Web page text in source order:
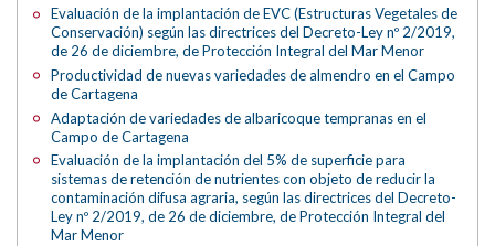
Evaluación de la implantación de EVC (Estructuras Vegetales de
Conservación) según las directrices del Decreto-Ley nº 2/2019,
de 26 de diciembre, de Protección Integral del Mar Menor
Productividad de nuevas variedades de almendro en el Campo
de Cartagena
Adaptación de variedades de albaricoque tempranas en el
Campo de Cartagena
Evaluación de la implantación del 5% de superficie para
sistemas de retención de nutrientes con objeto de reducir la
contaminación difusa agraria, según las directrices del Decreto-
Ley nº 2/2019, de 26 de diciembre, de Protección Integral del
Mar Menor